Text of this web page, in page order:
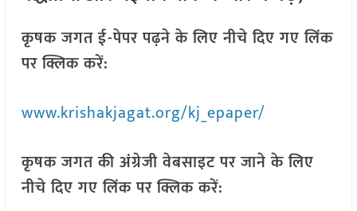
कृषक जगत ई-पेपर पढ़ने के लिए नीचे दिए गए लिंक
पर क्लिक करें:
www.krishakjagat.org/kj_epaper/
कृषक जगत की अंग्रेजी वेबसाइट पर जाने के लिए
नीचे दिए गए लिंक पर क्लिक करें: